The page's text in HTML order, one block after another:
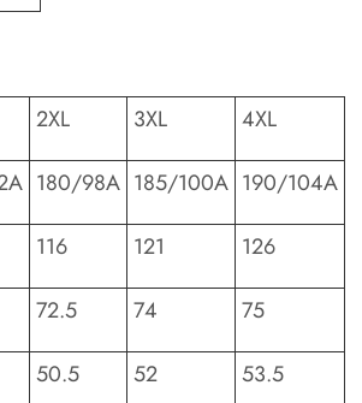
2XL 3XL 4XL
180/98A 185/100A 190/104A
116 121 126
72.5 74 75
50.5 52 53.5